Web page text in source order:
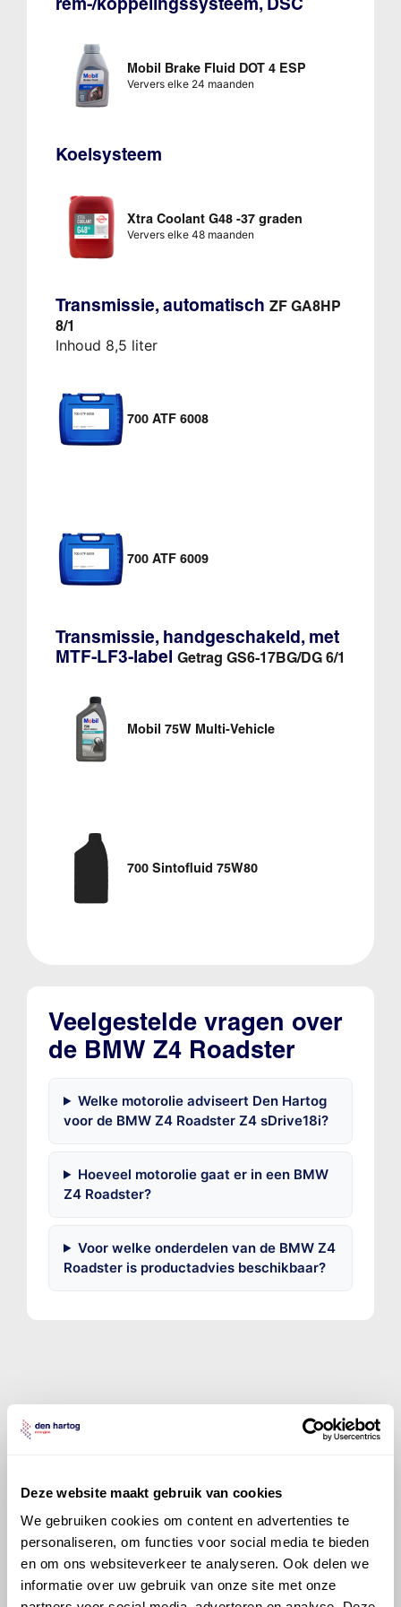
Deze website maakt gebruik van cookies
We gebruiken cookies om content en advertenties te
personaliseren, om functies voor social media te bieden
en om ons websiteverkeer te analyseren. Ook delen we
informatie over uw gebruik van onze site met onze
Mobil Brake Fluid DOT 4 ESP
Ververs elke 24 maanden
Koelsysteem
Xtra Coolant G48 -37 graden
Ververs elke 48 maanden
Transmissie, automatisch ZF GA8HP
8/1
Inhoud 8,5 liter
700 ATF 6008
700 ATF 6009
Transmissie, handgeschakeld, met
MTF-LF3-label Getrag GS6-17BG/DG 6/1
Mobil 75W Multi-Vehicle
700 Sintofluid 75W80
Veelgestelde vragen over
de BMW Z4 Roadster
Welke motorolie adviseert Den Hartog
voor de BMW Z4 Roadster Z4 sDrive18i?
Hoeveel motorolie gaat er in een BMW
Z4 Roadster?
Voor welke onderdelen van de BMW Z4
Roadster is productadvies beschikbaar?
Alle rechten voorbehouden. Deze
informatie mag noch geheel noch gedeeltelijk worden
voorafgaande schriftelijke toestemming van Olyslager
Organisation B.V. Hoewel alles in het werk is gesteld
om ervoor te zorgen dat deze gegevens zo accuraat
en compleet mogelijk zijn, wordt geen
aansprakelijkheid aanvaard, anders dan waartoe een
wettelijke verplichting bestaat, voor schade of verlies